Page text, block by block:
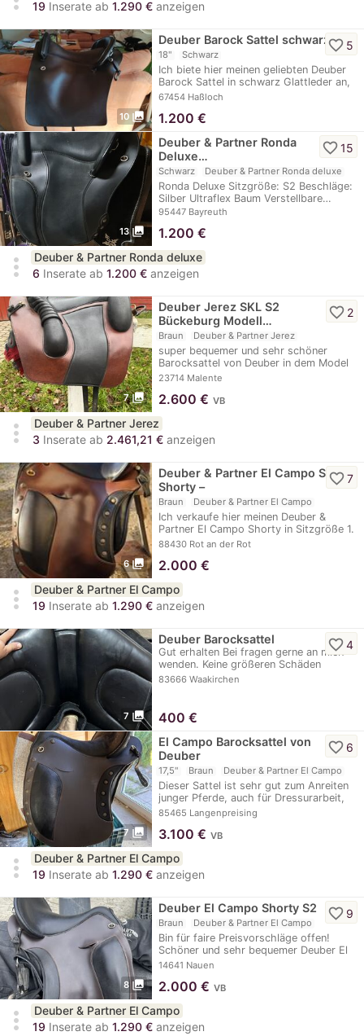
19 Inserate ab 1.290 € anzeigen
10 photo_library
Deuber Barock Sattel schwarz
18" Schwarz
Ich biete hier meinen geliebten Deuber
Barock Sattel in schwarz Glattleder an,
der…
67454 Haßloch
favorite_border 5
1.200 €
13 photo_library
Deuber & Partner Ronda
Deluxe…
Schwarz Deuber & Partner Ronda deluxe
Ronda Deluxe Sitzgröße: S2 Beschläge:
Silber Ultraflex Baum Verstellbare…
95447 Bayreuth
favorite_border15
1.200 €
more_vert
Deuber & Partner Ronda deluxe
6 Inserate ab 1.200 € anzeigen
7 photo_library
Deuber Jerez SKL S2
Bückeburg Modell…
Braun Deuber & Partner Jerez
super bequemer und sehr schöner
Barocksattel von Deuber in dem Model
der Hofreitschule…
23714 Malente
favorite_border 2
2.600 € VB
more_vert
Deuber & Partner Jerez
3 Inserate ab 2.461,21 € anzeigen
6 photo_library
Deuber & Partner El Campo S1
Shorty –
Braun Deuber & Partner El Campo
Ich verkaufe hier meinen Deuber &
Partner El Campo Shorty in Sitzgröße 1.
Der Sattel…
88430 Rot an der Rot
favorite_border7
2.000 €
more_vert
Deuber & Partner El Campo
19 Inserate ab 1.290 € anzeigen
7 photo_library
Deuber Barocksattel
Gut erhalten Bei fragen gerne an mich
wenden. Keine größeren Schäden
normale…
83666 Waakirchen
favorite_border4
400 €
7 photo_library
El Campo Barocksattel von
Deuber
17,5" Braun Deuber & Partner El Campo
Dieser Sattel ist sehr gut zum Anreiten
junger Pferde, auch für Dressurarbeit,
und für…
85465 Langenpreising
favorite_border 6
3.100 € VB
more_vert
Deuber & Partner El Campo
19 Inserate ab 1.290 € anzeigen
8 photo_library
Deuber El Campo Shorty S2
Braun Deuber & Partner El Campo
Bin für faire Preisvorschläge offen!
Schöner und sehr bequemer Deuber El
Campo…
14641 Nauen
favorite_border 9
2.000 € VB
more_vert
Deuber & Partner El Campo
19 Inserate ab 1.290 € anzeigen